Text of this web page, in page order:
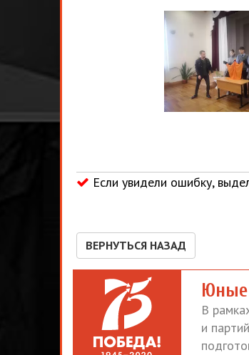
Если увидели ошибку,
ВЕРНУТЬСЯ НАЗАД
Юные
В
и